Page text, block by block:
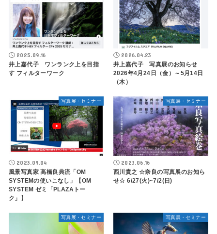
2025.09.16
井上嘉代子 ワンランク上を目指
す フィルターワーク
2026.04.23
井上嘉代子 写真展のお知らせ
2026年4月24日（金）～5月14日
（木）
写真展・セミナー
2023.09.04
風景写真家 高橋良典流「OM
SYSTEMの使いこなし」【OM
SYSTEM ゼミ「PLAZAトー
ク」】
写真展・セミナー
2023.06.16
西川貴之 ☆奈良の写真展のお知ら
せ☆ 6/27(火)~7/2(日)
写真展・セミナー 写真展・セミナー